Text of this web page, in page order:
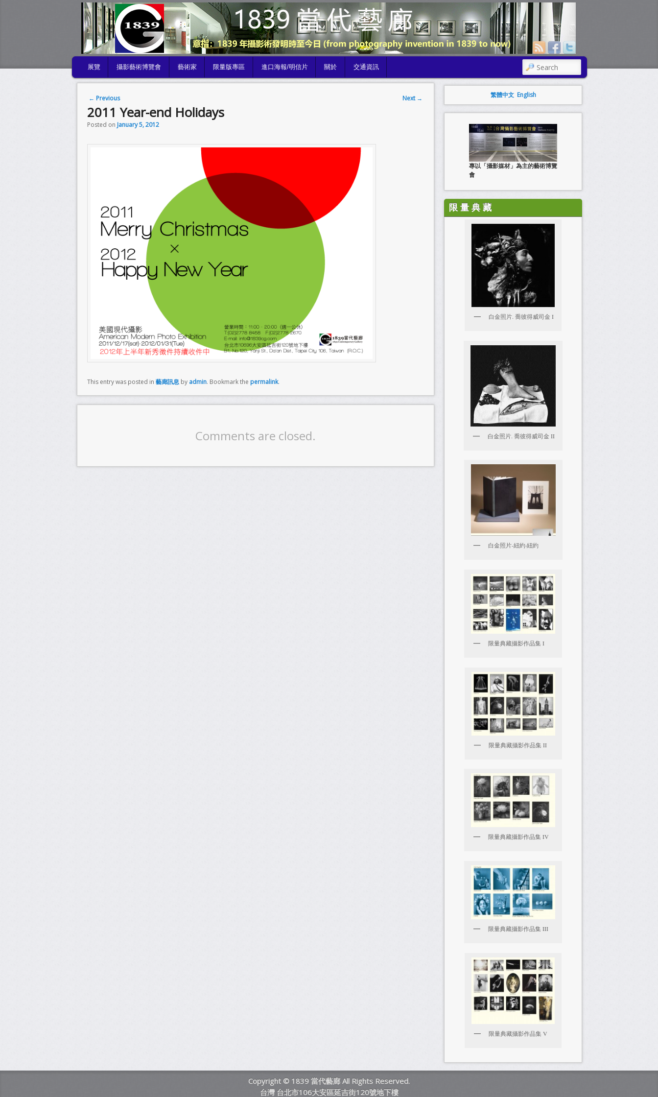
MAIN MENU
SKIP TO PRIMARY CONTENT
SKIP TO SECONDARY CONTENT
展覽 攝影藝術博覽會 藝術家 限量版專區 進口海報/明信片 關於 交通資訊 SEARCH
Post navigation
← Previous Next →
2011 Year-end Holidays
Posted on January 5, 2012
This entry was posted in 藝廊訊息 by admin. Bookmark the permalink.
Comments are closed.
繁體中文 English
專以「攝影媒材」為主的藝術博覽
會
限 量 典 藏
白金照片. 喬彼得威司金 I
白金照片. 喬彼得威司金 II
白金照片-紐約‧紐約
限量典藏攝影作品集 I
限量典藏攝影作品集 II
限量典藏攝影作品集 IV
限量典藏攝影作品集 III
限量典藏攝影作品集 V
Copyright © 1839 當代藝廊 All Rights Reserved.
台灣 台北市106大安區延吉街120號地下樓